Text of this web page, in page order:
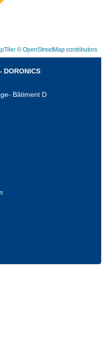
© OpenStreetMap contributors
DORONICS
Bâtiment D